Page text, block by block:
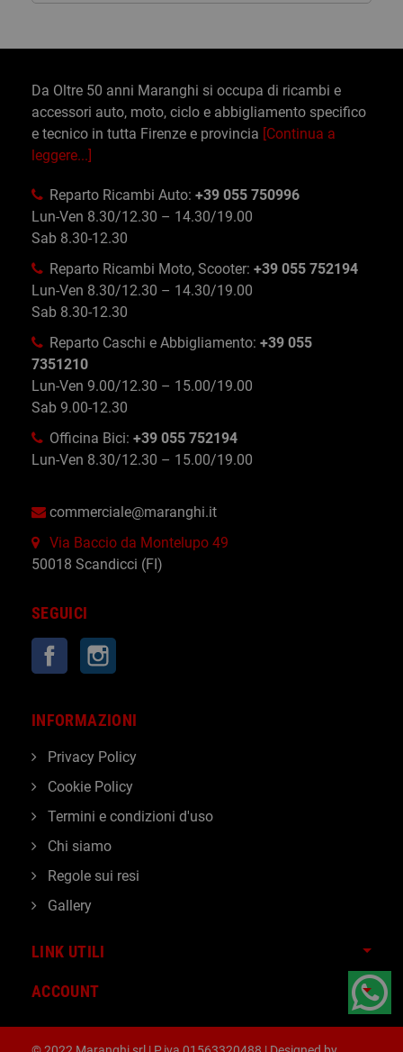
Da Oltre 50 anni Maranghi si occupa di ricambi e
accessori auto, moto, ciclo e abbigliamento specifico
e tecnico in tutta Firenze e provincia [Continua a
leggere...]
Reparto Ricambi Auto: +39 055 750996
Lun-Ven 8.30/12.30 – 14.30/19.00
Sab 8.30-12.30
Reparto Ricambi Moto, Scooter: +39 055 752194
Lun-Ven 8.30/12.30 – 14.30/19.00
Sab 8.30-12.30
Reparto Caschi e Abbigliamento: +39 055
7351210
Lun-Ven 9.00/12.30 – 15.00/19.00
Sab 9.00-12.30
Officina Bici: +39 055 752194
Lun-Ven 8.30/12.30 – 15.00/19.00
commerciale@maranghi.it
Via Baccio da Montelupo 49
50018 Scandicci (FI)
SEGUICI
Facebook
LINK UTILI
ACCOUNT
INFORMAZIONI
Privacy Policy
Cookie Policy
Termini e condizioni d'uso
Chi siamo
Regole sui resi
Gallery